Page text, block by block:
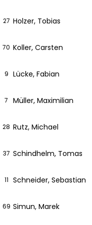
27 Holzer, Tobias
70 Koller, Carsten
9 Lücke, Fabian
7 Müller, Maximilian
28 Rutz, Michael
37 Schindhelm, Tomas
11 Schneider, Sebastian
69 Simun, Marek